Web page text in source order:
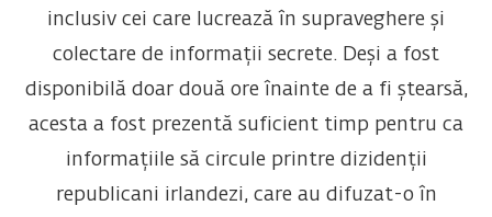
inclusiv cei care lucrează în supraveghere și
colectare de informații secrete. Deși a fost
disponibilă doar două ore înainte de a fi ștearsă,
acesta a fost prezentă suficient timp pentru ca
informațiile să circule printre dizidenții
republicani irlandezi, care au difuzat-o în